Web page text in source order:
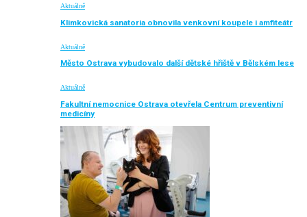
Aktuálně
Klimkovická sanatoria obnovila venkovní koupele i amfiteátr
Aktuálně
Město Ostrava vybudovalo další dětské hřiště v Bělském lese
Aktuálně
Fakultní nemocnice Ostrava otevřela Centrum preventivní
medicíny